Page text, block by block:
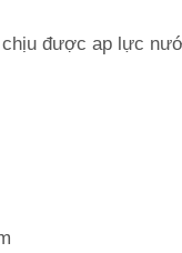
được ap lực